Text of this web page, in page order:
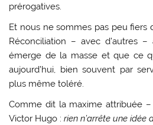
prérogatives.
Et nous ne sommes pas peu fiers
Réconciliation – avec d’autres
émerge de la masse et que ce
aujourd’hui, bien souvent par
plus même toléré.
Comme dit la maxime attribuée
Victor Hugo :rien n’arrête une idée